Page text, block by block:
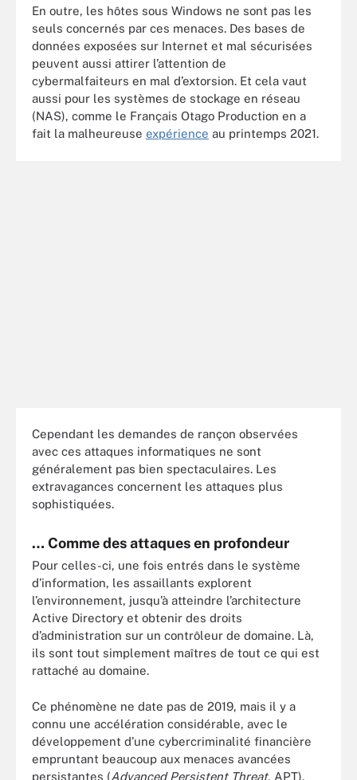
En outre, les hôtes sous Windows ne sont pas les
seuls concernés par ces menaces. Des bases de
données exposées sur Internet et mal sécurisées
peuvent aussi attirer l’attention de
cybermalfaiteurs en mal d’extorsion. Et cela vaut
aussi pour les systèmes de stockage en réseau
(NAS), comme le Français Otago Production en a
fait la malheureuse expérience au printemps 2021.
Cependant les demandes de rançon observées
avec ces attaques informatiques ne sont
généralement pas bien spectaculaires. Les
extravagances concernent les attaques plus
sophistiquées.
… Comme des attaques en profondeur
Pour celles-ci, une fois entrés dans le système
d’information, les assaillants explorent
l’environnement, jusqu’à atteindre l’architecture
Active Directory et obtenir des droits
d’administration sur un contrôleur de domaine. Là,
ils sont tout simplement maîtres de tout ce qui est
rattaché au domaine.
Ce phénomène ne date pas de 2019, mais il y a
connu une accélération considérable, avec le
développement d’une cybercriminalité financière
empruntant beaucoup aux menaces avancées
persistantes (Advanced Persistent Threat, APT).